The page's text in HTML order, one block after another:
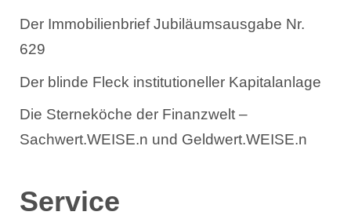
Der Immobilienbrief Jubiläumsausgabe Nr.
629
Der blinde Fleck institutioneller Kapitalanlage
Die Sterneköche der Finanzwelt –
Sachwert.WEISE.n und Geldwert.WEISE.n
Service